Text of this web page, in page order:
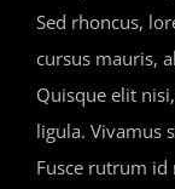
Sed rhoncus,
cursus mauris,
Quisque elit
ligula. Vivamus
Fusce rutrum id